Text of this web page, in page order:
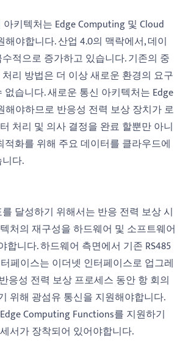
키텍처는 Edge Computing 및 Cloud
야합니다. 산업 4.0의 맥락에서, 데이
적으로 증가하고 있습니다. 기존의 중
리 방법은 더 이상 새로운 환경의 요구
습니다. 새로운 통신 아키텍처는 Edge
해야하므로 반응성 전력 보상 장치가 로
처리 및 의사 결정을 완료 할뿐만 아니
적화를 위해 주요 데이터를 클라우드에
다.
달성하기 위해서는 반응 전력 보상 시
처의 재구성을 하드웨어 및 소프트웨어
합니다. 하드웨어 측면에서 기존 RS485
페이스는 이더넷 인터페이스로 업그레
응성 전력 보상 프로세스 동안 항 회의
위해 광섬유 통신을 지원해야합니다.
Computing Functions를 지원하기
서가 장착되어 있어야합니다.